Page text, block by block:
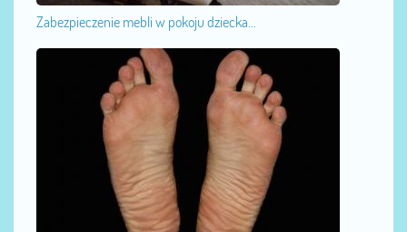
Zabezpieczenie mebli w pokoju dziecka...